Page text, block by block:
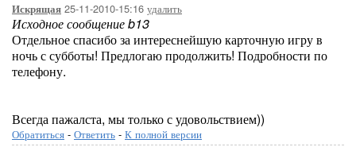
Искрящая 25-11-2010-15:16 удалить
Исходное сообщение b13
Отдельное спасибо за интереснейшую карточную игру в
ночь с субботы! Предлогаю продолжить! Подробности по
телефону.
Всегда пажалста, мы только с удовольствием))
Обратиться - Ответить - К полной версии